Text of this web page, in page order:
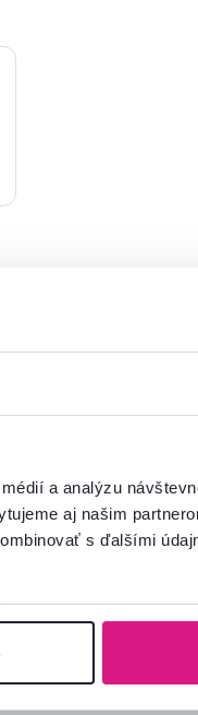
a analýzu
aj našim
s ďalšími
A
23.6.2023,
Overený nákup